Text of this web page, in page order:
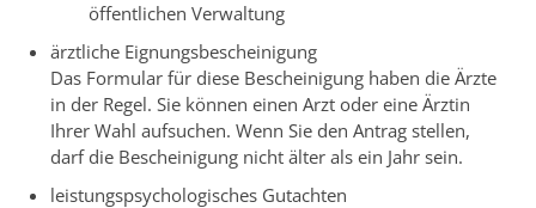
öffentlichen Verwaltung
ärztliche Eignungsbescheinigung
Das Formular für diese Bescheinigung haben die Ärzte
in der Regel. Sie können einen Arzt oder eine Ärztin
Ihrer Wahl aufsuchen. Wenn Sie den Antrag stellen,
darf die Bescheinigung nicht älter als ein Jahr sein.
leistungspsychologisches Gutachten